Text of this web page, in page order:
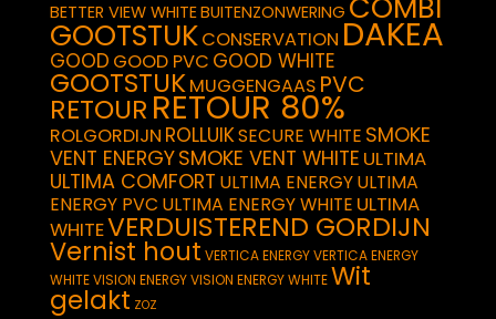
BETTER VIEW WHITEBUITENZONWERING
GOOTSTUKCONSERVATION DAKEA
GOOD GOOD PVC GOOD WHITE
GOOTSTUKMUGGENGAAS PVC
RETOUR RETOUR 80%
ROLGORDIJN ROLLUIKSECURE WHITE SMOKE
VENT ENERGYSMOKE VENT WHITE ULTIMA
ULTIMA COMFORT ULTIMA ENERGYULTIMA
ENERGY PVC ULTIMA ENERGY WHITE ULTIMA
WHITEVERDUISTEREND GORDIJN
Vernist hout VERTICA ENERGYVERTICA ENERGY
WHITEVISION ENERGYVISION ENERGY WHITEWit
gelakt ZOZ